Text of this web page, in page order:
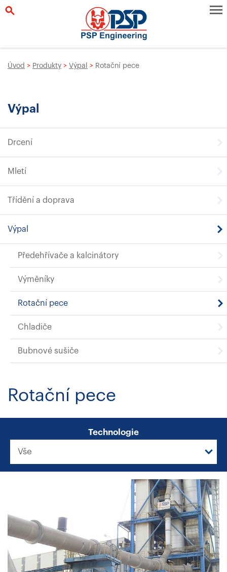
Úvod > Produkty > Výpal > Rotační pece
Výpal
Drcení
Mletí
Třídění a doprava
Výpal
Předehřívače a kalcinátory
Výměníky
Rotační pece
Chladiče
Bubnové sušiče
Rotační pece
Technologie